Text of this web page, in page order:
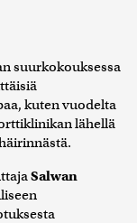
suurkokouksessa
kuten vuodelta
lähellä
Salwan